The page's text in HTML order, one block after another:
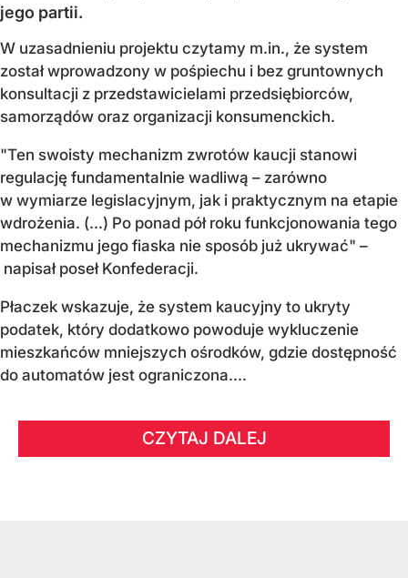
jego partii.
W uzasadnieniu projektu czytamy m.in., że system
został wprowadzony w pośpiechu i bez gruntownych
konsultacji z przedstawicielami przedsiębiorców,
samorządów oraz organizacji konsumenckich.
"Ten swoisty mechanizm zwrotów kaucji stanowi
regulację fundamentalnie wadliwą – zarówno
w wymiarze legislacyjnym, jak i praktycznym na etapie
wdrożenia. (...) Po ponad pół roku funkcjonowania tego
mechanizmu jego fiaska nie sposób już ukrywać" –
napisał poseł Konfederacji.
Płaczek wskazuje, że system kaucyjny to ukryty
podatek, który dodatkowo powoduje wykluczenie
mieszkańców mniejszych ośrodków, gdzie dostępność
do automatów jest ograniczona....
CZYTAJ DALEJ